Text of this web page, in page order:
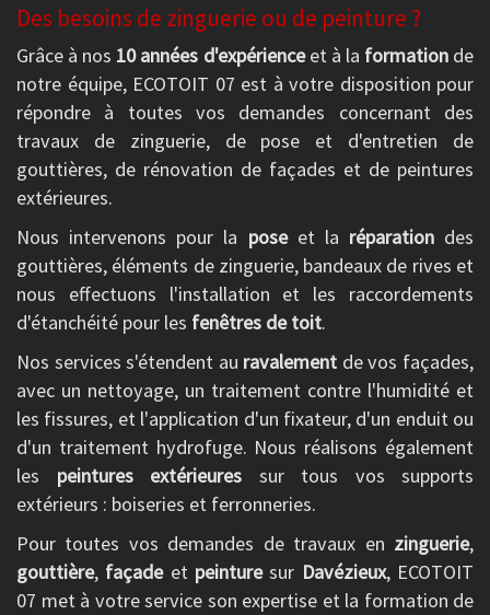
Des besoins de zinguerie ou de peinture ?
Grâce à nos 10 années d'expérienceet à la formationde
notre équipe, ECOTOIT 07 est à votre disposition pour
répondre à toutes vos demandes concernant des
travaux de zinguerie, de pose et d'entretien de
gouttières, de rénovation de façades et de peintures
extérieures.
Nous intervenons pour la poseet la réparationdes
gouttières, éléments de zinguerie, bandeaux de rives et
nous effectuons l'installation et les raccordements
d'étanchéité pour les fenêtres de toit.
Nos services s'étendent au ravalement de vos façades,
avec un nettoyage, un traitement contre l'humidité et
les fissures, et l'application d'un fixateur, d'un enduit ou
d'un traitement hydrofuge. Nous réalisons également
les peintures extérieures sur tous vos supports
extérieurs : boiseries et ferronneries.
Pour toutes vos demandes de travaux en zinguerie,
gouttière, façadeet peinturesur Davézieux, ECOTOIT
07 met à votre service son expertise et la formation de